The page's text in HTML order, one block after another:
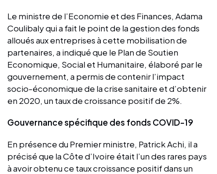
Le ministre de l’Economie et des Finances, Adama
Coulibaly qui a fait le point de la gestion des fonds
alloués aux entreprises à cette mobilisation de
partenaires, a indiqué que le Plan de Soutien
Economique, Social et Humanitaire, élaboré par le
gouvernement, a permis de contenir l’impact
socio-économique de la crise sanitaire et d’obtenir
en 2020, un taux de croissance positif de 2%.
Gouvernance spécifique des fonds COVID-19
En présence du Premier ministre, Patrick Achi, il a
précisé que la Côte d’Ivoire était l’un des rares pays
à avoir obtenu ce taux croissance positif dans un